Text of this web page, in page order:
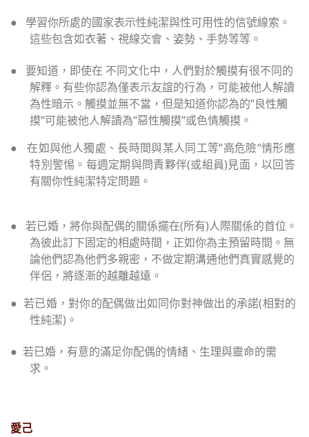
●
學習你所處的國家表示性純潔與性可用性的信號線索。
這些包含如衣著、視線交會、姿勢、手勢等等。
●
要知道，即使在 不同文化中，人們對於觸摸有很不同的
解釋。有些你認為僅表示友誼的行為，可能被他人解讀
為性暗示。觸摸並無不當，但是知道你認為的“良性觸
摸“可能被他人解讀為“惡性觸摸“或色情觸摸。
●
在如與他人獨處、長時間與某人同工等“高危險“情形應
特別警惕。每週定期與問責夥伴(或組員)見面，以回答
有關你性純潔特定問題。
● 若已婚，將你與配偶的關係擺在(所有)人際關係的首位。
為彼此訂下固定的相處時間，正如你為主預留時間。無
論他們認為他們多親密，不做定期溝通他們真實感覺的
伴侶，將逐漸的越離越遠。
● 若已婚，對你的配偶做出如同你對神做出的承諾(相對的
性純潔) 。
● 若已婚，有意的滿足你配偶的情緒、生理與靈命的需
求。
愛己